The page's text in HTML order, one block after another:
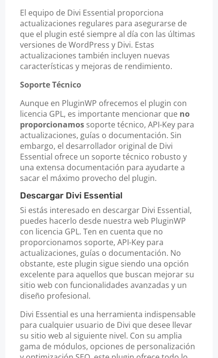
El equipo de Divi Essential proporciona
actualizaciones regulares para asegurarse de
que el plugin esté siempre al día con las últimas
versiones de WordPress y Divi. Estas
actualizaciones también incluyen nuevas
características y mejoras de rendimiento.
Soporte Técnico
Aunque en PluginWP ofrecemos el plugin con
licencia GPL, es importante mencionar que no
proporcionamos soporte técnico, API-Key para
actualizaciones, guías o documentación. Sin
embargo, el desarrollador original de Divi
Essential ofrece un soporte técnico robusto y
una extensa documentación para ayudarte a
sacar el máximo provecho del plugin.
Descargar Divi Essential
Si estás interesado en descargar Divi Essential,
puedes hacerlo desde nuestra web PluginWP
con licencia GPL. Ten en cuenta que no
proporcionamos soporte, API-Key para
actualizaciones, guías o documentación. No
obstante, este plugin sigue siendo una opción
excelente para aquellos que buscan mejorar su
sitio web con funcionalidades avanzadas y un
diseño profesional.
Divi Essential es una herramienta indispensable
para cualquier usuario de Divi que desee llevar
su sitio web al siguiente nivel. Con su amplia
gama de módulos, opciones de personalización